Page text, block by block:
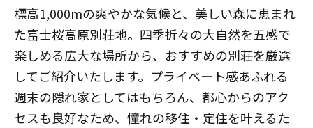
標高1,000mの爽やかな気候と、美しい森に恵まれ
た富士桜高原別荘地。四季折々の大自然を五感で
楽しめる広大な場所から、おすすめの別荘を厳選
してご紹介いたします。プライベート感あふれる
週末の隠れ家としてはもちろん、都心からのアク
セスも良好なため、憧れの移住・定住を叶えるた